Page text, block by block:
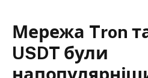
Мережа Tron
USDT були